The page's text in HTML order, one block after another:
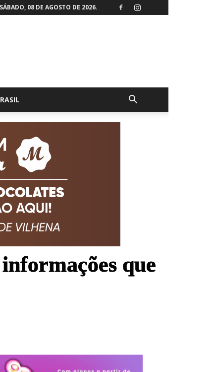
SÁBADO, 08 DE AGOSTO DE 2026.
que